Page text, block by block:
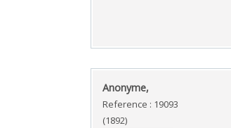
‎Anonyme,‎
Reference : 19093
(1892)